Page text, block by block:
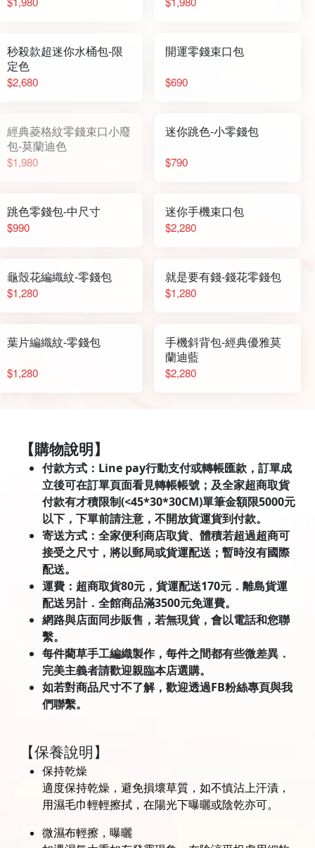
秒殺款超迷你水桶包-限
定色
$2,680
開運零錢束口包
$690
經典菱格紋零錢束口小廢
包-莫蘭迪色
$1,980
迷你跳色-小零錢包
$790
跳色零錢包-中尺寸
$990
迷你手機束口包
$2,280
龜殼花編織紋-零錢包
$1,280
就是要有錢-錢花零錢包
$1,280
葉片編織紋-零錢包
$1,280
手機斜背包-經典優雅莫
蘭迪藍
$2,280
【購物說明】
付款方式：Line pay行動支付或轉帳匯款，訂單成
立後可在訂單頁面看見轉帳帳號；及全家超商取貨
付款有才積限制(<45*30*30CM)單筆金額限5000元
以下，下單前請注意，不開放貨運貨到付款。
寄送方式：全家便利商店取貨、體積若超過超商可
接受之尺寸，將以郵局或貨運配送；暫時沒有國際
配送。
運費：超商取貨80元，貨運配送170元．離島貨運
配送另計．全館商品滿3500元免運費。
網路與店面同步販售，若無現貨，會以電話和您聯
繫。
每件藺草手工編織製作，每件之間都有些微差異．
完美主義者請歡迎親臨本店選購。
如若對商品尺寸不了解，歡迎透過FB粉絲專頁與我
們聯繫。
【保養說明】
保持乾燥
適度保持乾燥，避免損壞草質，如不慎沾上汗漬，
用濕毛巾輕輕擦拭，在陽光下曝曬或陰乾亦可。
微濕布輕擦，曝曬